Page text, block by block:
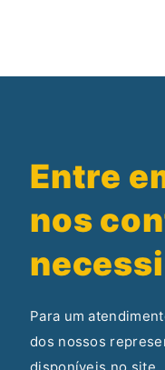
Entre
nos
Para um
dos nossos